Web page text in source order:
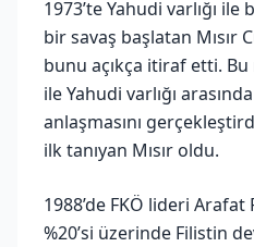
1973’te Yahudi varlığı ile
bir savaş başlatan Mısır
bunu açıkça itiraf etti. Bu
ile Yahudi varlığı
anlaşmasını
ilk tanıyan Mısır oldu.
1988’de FKÖ lideri
%20’si üzerinde Filistin